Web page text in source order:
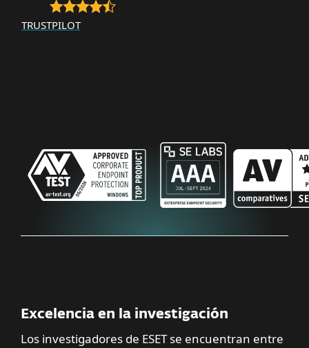
TRUSTPILOT
Excelencia en la investigación
Los investigadores de ESET se encuentran entre